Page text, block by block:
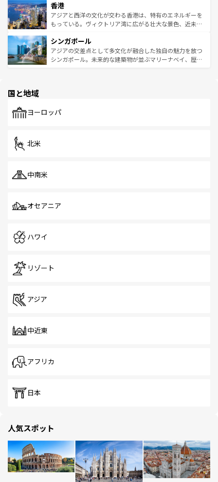
とつ。フォーやバインミー、ベトナムコーヒーなどは、ぜ
ひ現地で味わいたい。どの地域を訪れてもあたたかい人々
が旅行者を迎えてくれるので、きっと忘れられない旅にな
参照してほしい。
の活気が交差している。北部ではチェンマイなどの山岳地
帯で自然と触れ合い、南部ではプーケットやクラビの美し
いビーチでリゾート気分を楽しむことができる。タイ料理
激する。気候は一年中温暖で、どの季節にも異なる楽しみ
が待っている。親しみやすいタイの人々、仏教を中心とし
た文化、そして多様な観光資源が、訪れる旅人を魅了し続
香港
アジアと西洋の文化が交わる香港は、特有のエネルギーを
もっている。ヴィクトリア湾に広がる壮大な景色、近未来
み、どこを訪れても感動するはず。観光スポットが密集し
ており、効率よく見どころを回れるのも魅力。息をのむよ
うな絶景から文化的な体験まで、香港を存分に楽しみ尽く
シンガポール
アジアの交差点として多文化が融合した独自の魅力を放つ
シンガポール。未来的な建築物が並ぶマリーナベイ、歴史
で、ホーカーズは地元の風情を楽しめる外せないスポット
国と地域
ヨーロッパ
北米
中南米
オセアニア
ハワイ
リゾート
アジア
中近東
アフリカ
日本
人気スポット